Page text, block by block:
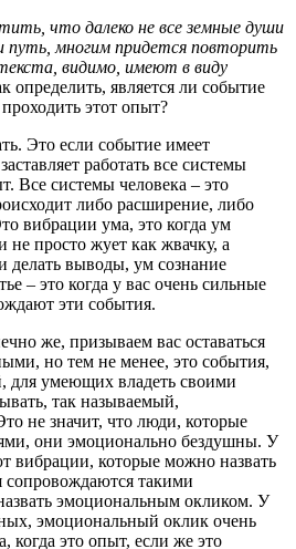
что далеко не все земные души
путь, многим придется повторить
видимо, имеют в виду
определить, является ли событие
этот опыт?
Это если событие имеет
работать все системы
Все системы человека – это
либо расширение, либо
вибрации ума, это когда ум
не просто жует как жвачку, а
делать выводы, ум сознание
– это когда у вас очень сильные
эти события.
же, призываем вас оставаться
но тем не менее, это события,
для умеющих владеть своими
так называемый,
не значит, что люди, которые
они эмоционально бездушны. У
вибрации, которые можно назвать
сопровождаются такими
эмоциональным окликом. У
эмоциональный оклик очень
когда это опыт, если же это